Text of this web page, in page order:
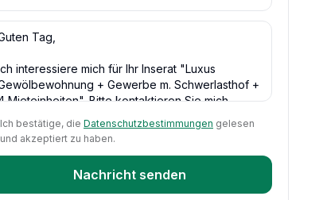
Ich bestätige, die Datenschutzbestimmungen gelesen
und akzeptiert zu haben.
Nachricht senden